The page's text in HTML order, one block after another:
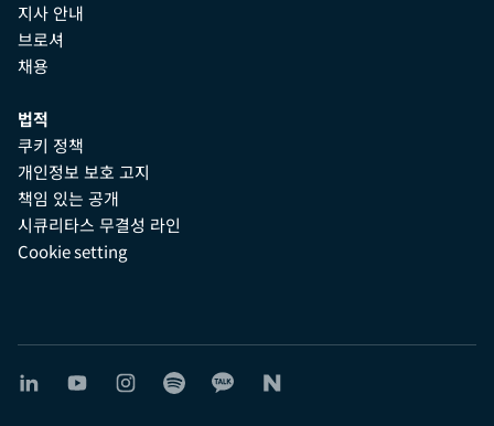
지사 안내
브로셔
채용
법적
쿠키 정책
개인정보 보호 고지
책임 있는 공개
시큐리타스 무결성 라인
Cookie setting